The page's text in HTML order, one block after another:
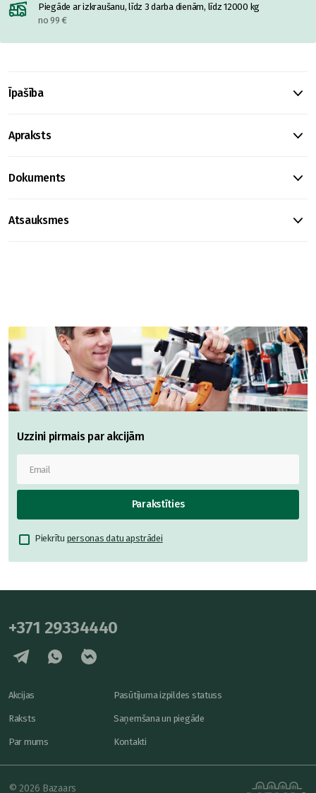
Piegāde ar izkraušanu, līdz 3 darba dienām, līdz 12000 kg
no 99 €
Īpašība
Apraksts
Dokuments
Atsauksmes
Uzzini pirmais par akcijām
Parakstīties
Piekrītu personas datu apstrādei
+371 29334440
Akcijas
Raksts
Par mums
Pasūtījuma izpildes statuss
Saņemšana un piegāde
Kontakti
© 2026 Bazaars